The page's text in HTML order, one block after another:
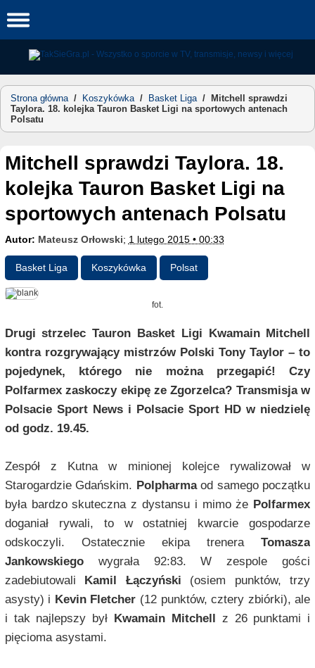
to
Strona główna/ Koszykówka/ Basket Liga/
Mitchell sprawdzi
Taylora. 18. kolejka Tauron Basket Ligi na sportowych antenach
Polsatu
Mitchell sprawdzi Taylora. 18.
kolejka Tauron Basket Ligi na
sportowych antenach Polsatu
Autor: Mateusz Orłowski; 1 lutego 2015 • 00:33
Basket Liga Koszykówka Polsat
fot.
Drugi strzelec Tauron Basket Ligi Kwamain Mitchell
kontra rozgrywający mistrzów Polski Tony Taylor – to
pojedynek, którego nie można przegapić! Czy
Polfarmex zaskoczy ekipę ze Zgorzelca? Transmisja w
Polsacie Sport News i Polsacie Sport HD w niedzielę
od godz. 19.45.
Zespół z Kutna w minionej kolejce rywalizował w
Starogardzie Gdańskim. Polpharmaod samego początku
była bardzo skuteczna z dystansu i mimo że Polfarmex
doganiał rywali, to w ostatniej kwarcie gospodarze
odskoczyli. Ostatecznie ekipa treneraTomasza
Jankowskiegowygrała 92:83. W zespole gości
zadebiutowali
Kamil Łączyński (osiem punktów, trzy
asysty) i Kevin Fletcher (12 punktów, cztery zbiórki), ale
i tak najlepszy był
Kwamain Mitchell
z 26 punktami i
pięcioma asystami.